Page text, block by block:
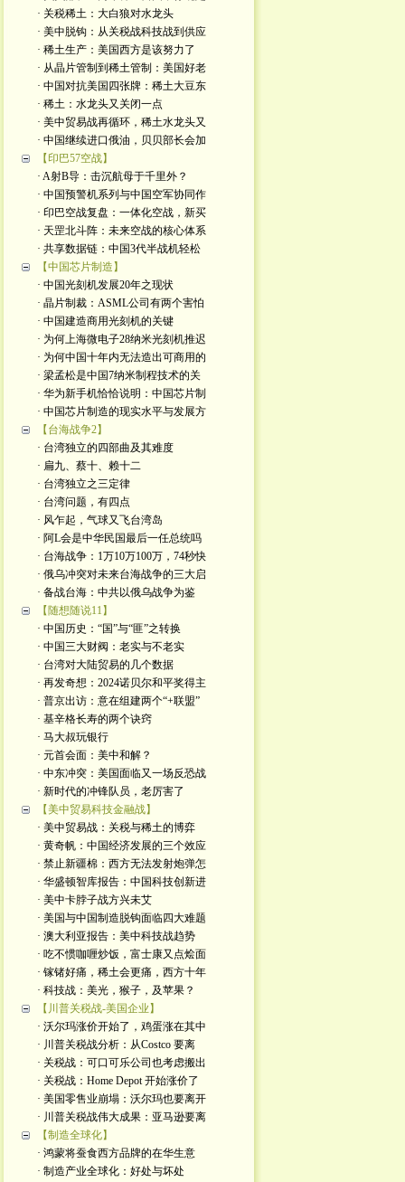
· 关税稀土：大白狼对水龙头
· 美中脱钩：从关税战科技战到供应
· 稀土生产：美国西方是该努力了
· 从晶片管制到稀土管制：美国好老
· 中国对抗美国四张牌：稀土大豆东
· 稀土：水龙头又关闭一点
· 美中贸易战再循环，稀土水龙头又
· 中国继续进口俄油，贝贝部长会加
【印巴57空战】
· A射B导：击沉航母于千里外？
· 中国预警机系列与中国空军协同作
· 印巴空战复盘：一体化空战，新买
· 天罡北斗阵：未来空战的核心体系
· 共享数据链：中国3代半战机轻松
【中国芯片制造】
· 中国光刻机发展20年之现状
· 晶片制裁：ASML公司有两个害怕
· 中国建造商用光刻机的关键
· 为何上海微电子28纳米光刻机推迟
· 为何中国十年内无法造出可商用的
· 梁孟松是中国7纳米制程技术的关
· 华为新手机恰恰说明：中国芯片制
· 中国芯片制造的现实水平与发展方
【台海战争2】
· 台湾独立的四部曲及其难度
· 扁九、蔡十、赖十二
· 台湾独立之三定律
· 台湾问题，有四点
· 风乍起，气球又飞台湾岛
· 阿L会是中华民国最后一任总统吗
· 台海战争：1万10万100万，74秒快
· 俄乌冲突对未来台海战争的三大启
· 备战台海：中共以俄乌战争为鉴
【随想随说11】
· 中国历史：“国”与“匪”之转换
· 中国三大财阀：老实与不老实
· 台湾对大陆贸易的几个数据
· 再发奇想：2024诺贝尔和平奖得主
· 普京出访：意在组建两个“+联盟”
· 基辛格长寿的两个诀窍
· 马大叔玩银行
· 元首会面：美中和解？
· 中东冲突：美国面临又一场反恐战
· 新时代的冲锋队员，老厉害了
【美中贸易科技金融战】
· 美中贸易战：关税与稀土的博弈
· 黄奇帆：中国经济发展的三个效应
· 禁止新疆棉：西方无法发射炮弹怎
· 华盛顿智库报告：中国科技创新进
· 美中卡脖子战方兴未艾
· 美国与中国制造脱钩面临四大难题
· 澳大利亚报告：美中科技战趋势
· 吃不惯咖喱炒饭，富士康又点烩面
· 镓锗好痛，稀土会更痛，西方十年
· 科技战：美光，猴子，及苹果？
【川普关税战-美国企业】
· 沃尔玛涨价开始了，鸡蛋涨在其中
· 川普关税战分析：从Costco 要离
· 关税战：可口可乐公司也考虑搬出
· 关税战：Home Depot 开始涨价了
· 美国零售业崩塌：沃尔玛也要离开
· 川普关税战伟大成果：亚马逊要离
【制造全球化】
· 鸿蒙将蚕食西方品牌的在华生意
· 制造产业全球化：好处与坏处